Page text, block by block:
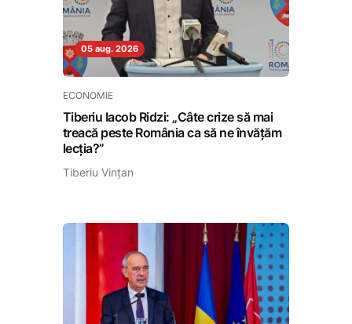
05 aug. 2026
ECONOMIE
Tiberiu Iacob Ridzi: „Câte crize să mai
treacă peste România ca să ne învățăm
lecția?”
Tiberiu Vințan